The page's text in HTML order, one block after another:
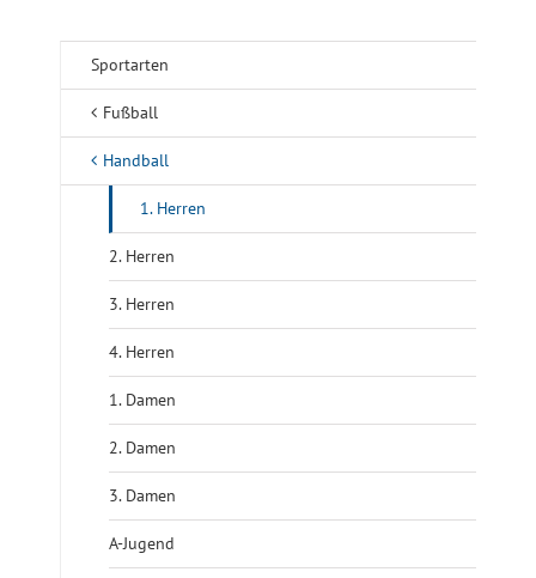
Sportarten
Fußball
Handball
1. Herren
2. Herren
3. Herren
4. Herren
1. Damen
2. Damen
3. Damen
A-Jugend